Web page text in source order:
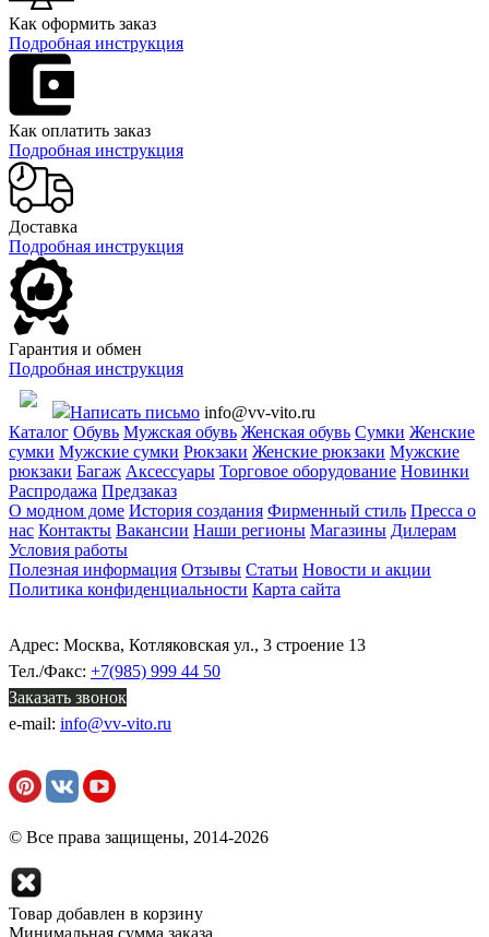
Как оформить заказ
Подробная инструкция
Как оплатить заказ
Подробная инструкция
Доставка
Подробная инструкция
Гарантия и обмен
Подробная инструкция
Написать письмо info@vv-vito.ru
Каталог Обувь Мужская обувь Женская обувь Сумки Женские
сумки Мужские сумки Рюкзаки Женские рюкзаки Мужские
рюкзаки Багаж Аксессуары Торговое оборудование Новинки
Распродажа Предзаказ
О модном доме История создания Фирменный стиль Пресса о
нас Контакты Вакансии Наши регионы Магазины Дилерам
Условия работы
Полезная информация Отзывы Статьи Новости и акции
Политика конфиденциальности Карта сайта
Адрес: Москва, Котляковская ул., 3 строение 13
Тел./Факс: +7(985) 999 44 50
Заказать звонок
e-mail: info@vv-vito.ru
© Все права защищены, 2014-2026
Товар добавлен в корзину
Минимальная сумма заказа